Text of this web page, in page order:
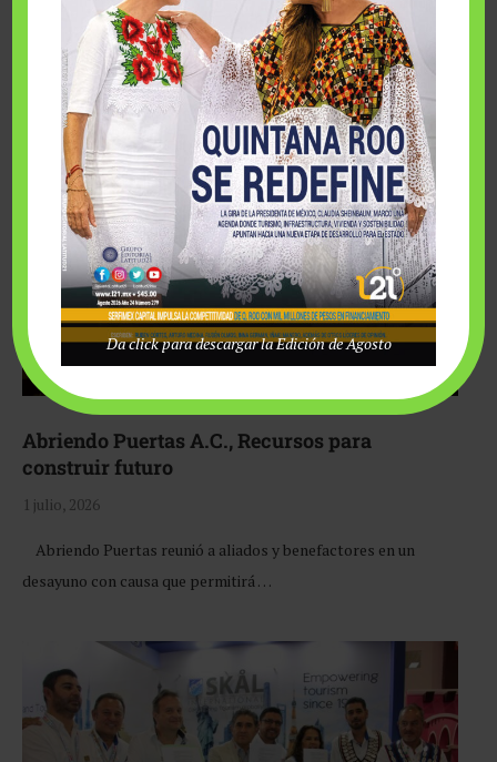
Fairmont Mayakoba y Make-A-Wish México unieron
esfuerzos para hacer realidad el deseo de una …
Abriendo Puertas A.C., Recursos para
construir futuro
1 julio, 2026
Abriendo Puertas reunió a aliados y benefactores en un
desayuno con causa que permitirá …
Da click para descargar la Edición de Agosto